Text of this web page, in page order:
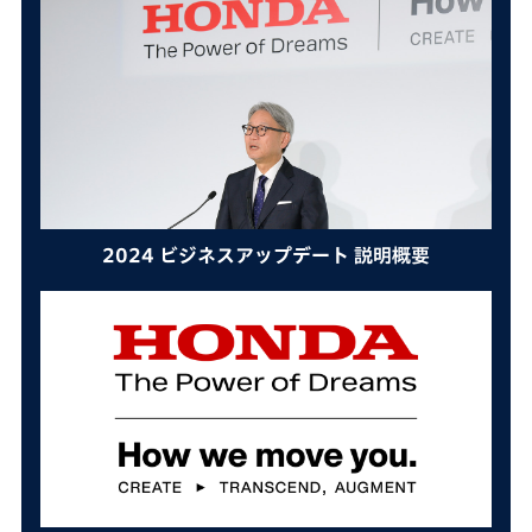
2024 ビジネスアップデート 説明概要